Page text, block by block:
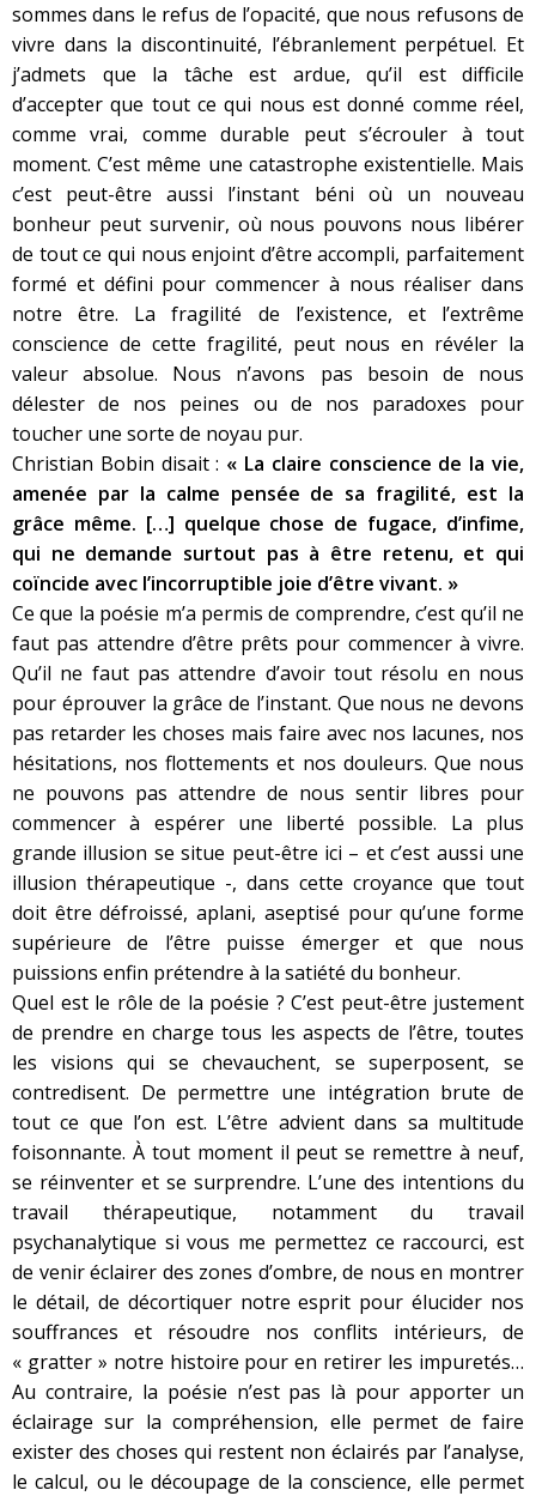
sommes dans le refus de l’opacité, que nous refusons de
vivre dans la discontinuité, l’ébranlement perpétuel. Et
j’admets que la tâche est ardue, qu’il est difficile
d’accepter que tout ce qui nous est donné comme réel,
comme vrai, comme durable peut s’écrouler à tout
moment. C’est même une catastrophe existentielle. Mais
c’est peut-être aussi l’instant béni où un nouveau
bonheur peut survenir, où nous pouvons nous libérer
de tout ce qui nous enjoint d’être accompli, parfaitement
formé et défini pour commencer à nous réaliser dans
notre être. La fragilité de l’existence, et l’extrême
conscience de cette fragilité, peut nous en révéler la
valeur absolue. Nous n’avons pas besoin de nous
délester de nos peines ou de nos paradoxes pour
toucher une sorte de noyau pur.
Christian Bobin disait: « La claire conscience de la vie,
amenée par la calme pensée de sa fragilité, est la
grâce même. […] quelque chose de fugace, d’infime,
qui ne demande surtout pas à être retenu, et qui
coïncide avec l’incorruptible joie d’être vivant. »
Ce que la poésie m’a permis de comprendre, c’est qu’il ne
faut pas attendre d’être prêts pour commencer à vivre.
Qu’il ne faut pas attendre d’avoir tout résolu en nous
pour éprouver la grâce de l’instant. Que nous ne devons
pas retarder les choses mais faire avec nos lacunes, nos
hésitations, nos flottements et nos douleurs. Que nous
ne pouvons pas attendre de nous sentir libres pour
commencer à espérer une liberté possible. La plus
grande illusion se situe peut-être ici – et c’est aussi une
illusion thérapeutique -, dans cette croyance que tout
doit être défroissé, aplani, aseptisé pour qu’une forme
supérieure de l’être puisse émerger et que nous
puissions enfin prétendre à la satiété du bonheur.
Quel est le rôle de la poésie ? C’est peut-être justement
de prendre en charge tous les aspects de l’être, toutes
les visions qui se chevauchent, se superposent, se
contredisent. De permettre une intégration brute de
tout ce que l’on est. L’être advient dans sa multitude
foisonnante. À tout moment il peut se remettre à neuf,
se réinventer et se surprendre. L’une des intentions du
travail thérapeutique, notamment du travail
psychanalytique si vous me permettez ce raccourci, est
de venir éclairer des zones d’ombre, de nous en montrer
le détail, de décortiquer notre esprit pour élucider nos
souffrances et résoudre nos conflits intérieurs, de
« gratter » notre histoire pour en retirer les impuretés…
Au contraire, la poésie n’est pas là pour apporter un
éclairage sur la compréhension, elle permet de faire
exister des choses qui restent non éclairés par l’analyse,
le calcul, ou le découpage de la conscience, elle permet